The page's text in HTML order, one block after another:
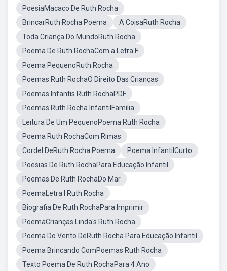
PoesiaMacaco De Ruth Rocha
BrincarRuth Rocha Poema
A CoisaRuth Rocha
Toda Criança Do MundoRuth Rocha
Poema De Ruth RochaCom a Letra F
Poema PequenoRuth Rocha
Poemas Ruth RochaO Direito Das Crianças
Poemas Infantis Ruth RochaPDF
Poemas Ruth Rocha InfantilFamilia
Leitura De Um PequenoPoema Ruth Rocha
Poema Ruth RochaCom Rimas
Cordel DeRuth Rocha Poema
Poema InfantilCurto
Poesias De Ruth RochaPara Educação Infantil
Poemas De Ruth RochaDo Mar
PoemaLetra I Ruth Rocha
Biografia De Ruth RochaPara Imprimir
PoemaCrianças Linda's Ruth Rocha
Poema Do Vento DeRuth Rocha Para Educação Infantil
Poema Brincando ComPoemas Ruth Rocha
Texto Poema De Ruth RochaPara 4 Ano